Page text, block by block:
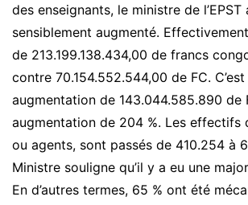
des enseignants, le ministre de l’EPST
sensiblement augmenté.
de 213.199.138.434,00 de francs
contre 70.154.552.544,00 de FC.
augmentation de 143.044.585.890 de
augmentation de 204 %. Les effectifs
ou agents, sont passés de 410.254 à
Ministre souligne qu’il y a eu une
En d’autres termes, 65 % ont été